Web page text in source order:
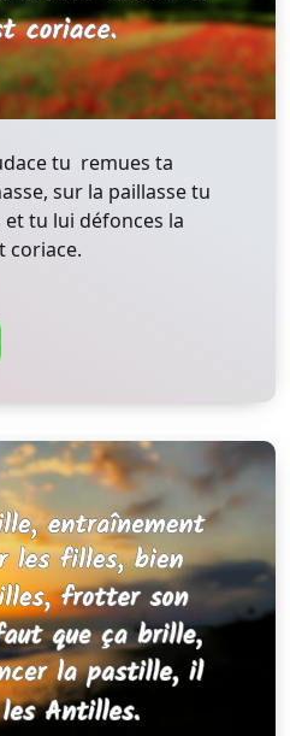
tu remues ta
sur la paillasse tu
tu lui défonces la
coriace.